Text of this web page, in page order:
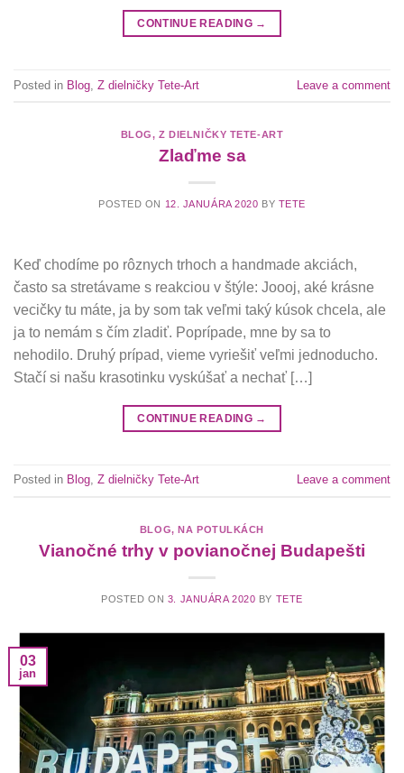
CONTINUE READING →
Posted in Blog Z dielničky Tete-Art Leave a comment
BLOG,Z DIELNIČKY TETE-ART
Zlaďme sa
POSTED ON 12. JANUÁRA 2020 BY TETE
Keď chodíme po rôznych trhoch a handmade akciách,
často sa stretávame s reakciou v štýle: Joooj, aké krásne
vecičky tu máte, ja by som tak veľmi taký kúsok chcela, ale
ja to nemám s čím zladiť. Poprípade, mne by sa to
nehodilo. Druhý prípad, vieme vyriešiť veľmi jednoducho.
Stačí si našu krasotinku vyskúšať a nechať […]
CONTINUE READING →
Posted in Blog, Z dielničky Tete-Art Leave a comment
BLOG,NA POTULKÁCH
Vianočné trhy v povianočnej Budapešti
POSTED ON 3. JANUÁRA 2020 BY TETE
03
jan